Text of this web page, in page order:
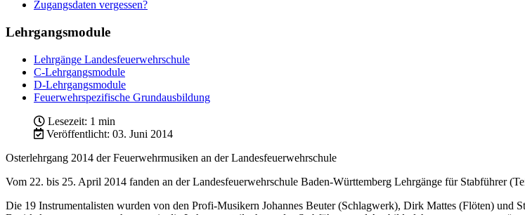
Zugangsdaten vergessen?
Lehrgangsmodule
Lehrgänge Landesfeuerwehrschule
C-Lehrgangsmodule
D-Lehrgangsmodule
Feuerwehrspezifische Grundausbildung
Lesezeit: 1 min
Veröffentlicht: 03. Juni 2014
Osterlehrgang 2014 der Feuerwehrmusiken an der Landesfeuerwehrschule
Vom 22. bis 25. April 2014 fanden an der Landesfeuerwehrschule Baden-Württemberg Lehrgänge für Stabführer
Die 19 Instrumentalisten wurden von den Profi-Musikern Johannes Beuter (Schlagwerk), Dirk Mattes (Flöten) und